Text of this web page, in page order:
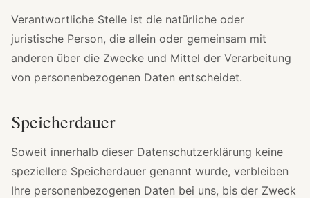
Verantwortliche Stelle ist die natürliche oder
juristische Person, die allein oder gemeinsam mit
anderen über die Zwecke und Mittel der Verarbeitung
von personenbezogenen Daten entscheidet.
Speicherdauer
Soweit innerhalb dieser Datenschutzerklärung keine
speziellere Speicherdauer genannt wurde, verbleiben
Ihre personenbezogenen Daten bei uns, bis der Zweck